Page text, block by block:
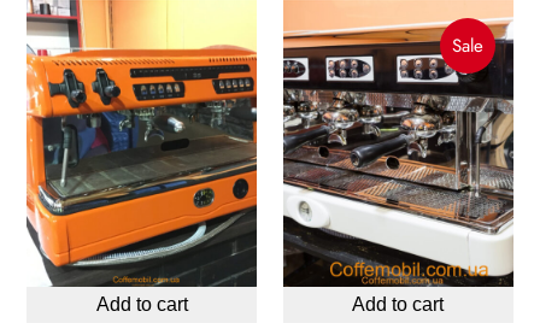
32350 ₴.
Add to cart
SaleProduct
On
Sale
Add to cart